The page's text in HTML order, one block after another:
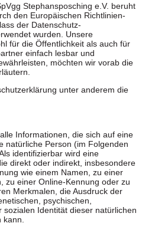
Stephansposching e.V. beruht
den Europäischen Richtlinien-
der Datenschutz-
wurden. Unsere
für die Öffentlichkeit als auch für
einfach lesbar und
möchten wir vorab die
unter anderem die
Informationen, die sich auf eine
natürliche Person (im Folgenden
identifizierbar wird eine
direkt oder indirekt, insbesondere
wie einem Namen, zu einer
zu einer Online-Kennung oder zu
Merkmalen, die Ausdruck der
psychischen,
Identität dieser natürlichen